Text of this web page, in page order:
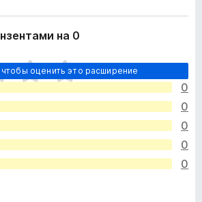
на 0
оценить это расширение
0
0
0
0
0